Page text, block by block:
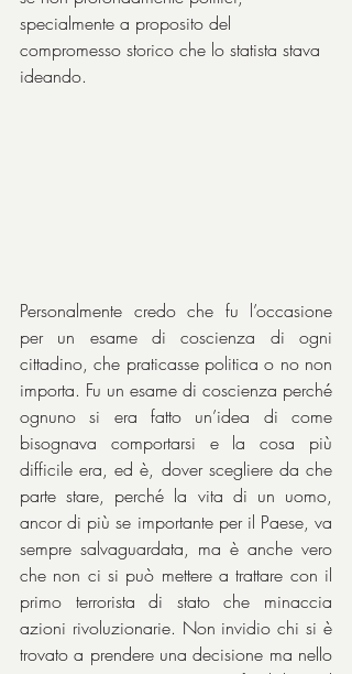
specialmente a proposito del
compromesso storico che lo statista stava
ideando.
Personalmente credo che fu l’occasione
per un esame di coscienza di ogni
cittadino, che praticasse politica o no non
importa. Fu un esame di coscienza perché
ognuno si era fatto un’idea di come
bisognava comportarsi e la cosa più
difficile era, ed è, dover scegliere da che
parte stare, perché la vita di un uomo,
ancor di più se importante per il Paese, va
sempre salvaguardata, ma è anche vero
che non ci si può mettere a trattare con il
primo terrorista di stato che minaccia
azioni rivoluzionarie. Non invidio chi si è
trovato a prendere una decisione ma nello